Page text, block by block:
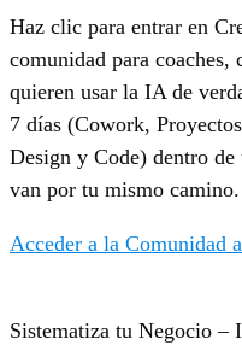
Haz clic para entrar en
comunidad para coaches,
quieren usar la IA de
7 días (Cowork,
Design y Code) dentro de
van por tu mismo camino.
Acceder a la Comunidad
Sistematiza tu Negocio –